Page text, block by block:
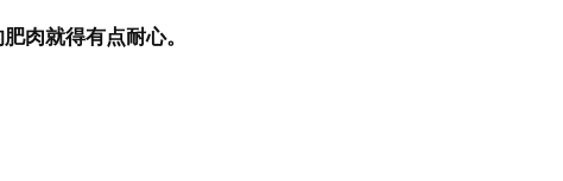
肉就得有点耐心。